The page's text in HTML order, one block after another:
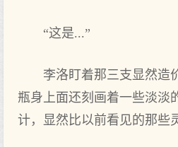
“这是...”
李洛盯着那三支显然造
瓶身上面还刻画着一些淡淡
计，显然比以前看见的那些